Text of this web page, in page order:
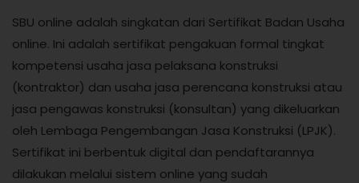
SBU online adalah singkatan dari Sertifikat Badan Usaha
online. Ini adalah sertifikat pengakuan formal tingkat
kompetensi usaha jasa pelaksana konstruksi
(kontraktor) dan usaha jasa perencana konstruksi atau
jasa pengawas konstruksi (konsultan) yang dikeluarkan
oleh Lembaga Pengembangan Jasa Konstruksi (LPJK).
Sertifikat ini berbentuk digital dan pendaftarannya
dilakukan melalui sistem online yang sudah